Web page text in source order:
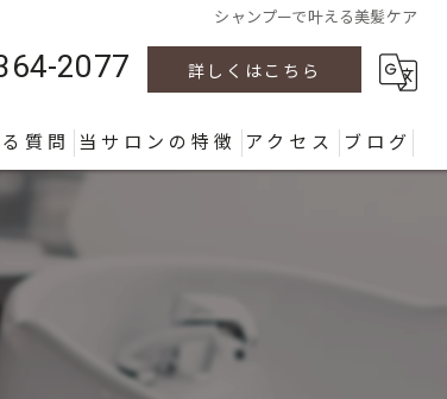
シャンプーで叶える美髪ケア
2077 詳しくはこちら
質問 当サロンの特徴
ヘッドスパ
アクセス ブログ